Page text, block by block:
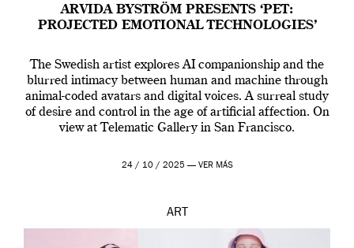
ARVIDA BYSTRÖM PRESENTS ‘PET:
PROJECTED EMOTIONAL TECHNOLOGIES’
The Swedish artist explores AI companionship and the
blurred intimacy between human and machine through
animal-coded avatars and digital voices. A surreal study
of desire and control in the age of artificial affection. On
view at Telematic Gallery in San Francisco.
24 / 10 / 2025 — VER MÁS
ART